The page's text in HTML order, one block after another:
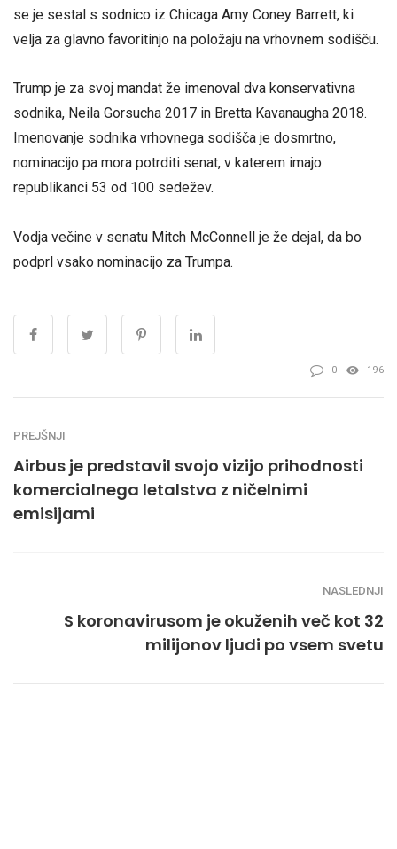
se je sestal s sodnico iz Chicaga Amy Coney Barrett, ki
velja za glavno favoritinjo na položaju na vrhovnem sodišču.
Trump je za svoj mandat že imenoval dva konservativna
sodnika, Neila Gorsucha 2017 in Bretta Kavanaugha 2018.
Imenovanje sodnika vrhovnega sodišča je dosmrtno,
nominacijo pa mora potrditi senat, v katerem imajo
republikanci 53 od 100 sedežev.
Vodja večine v senatu Mitch McConnell je že dejal, da bo
podprl vsako nominacijo za Trumpa.
0 196
PREJŠNJI
Airbus je predstavil svojo vizijo prihodnosti
komercialnega letalstva z ničelnimi
emisijami
NASLEDNJI
S koronavirusom je okuženih več kot 32
milijonov ljudi po vsem svetu